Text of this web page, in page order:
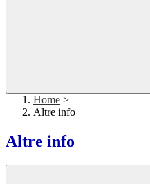
Home >
Altre info
Altre info